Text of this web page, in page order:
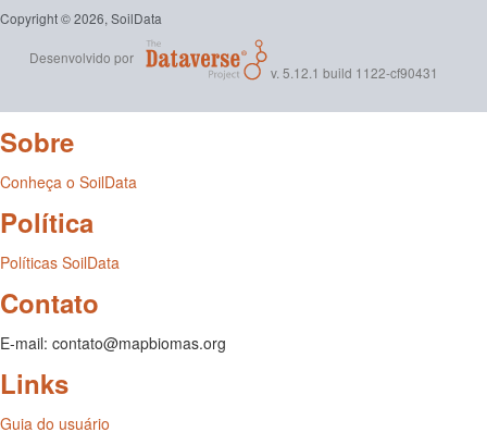
Copyright © 2026, SoilData
Desenvolvido por
v. 5.12.1 build 1122-cf90431
Sobre
Conheça o SoilData
Política
Políticas SoilData
Contato
E-mail: contato@mapbiomas.org
Links
Guia do usuário